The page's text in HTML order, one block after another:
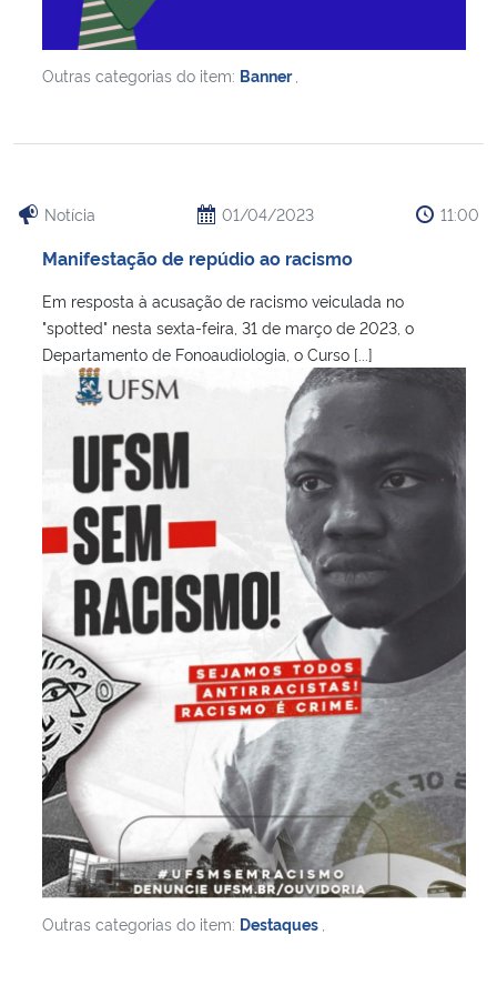
Outras categorias do item: Banner
Notícia 01/04/2023 11:00
Manifestação de repúdio ao racismo
Em resposta à acusação de racismo veiculada no
"spotted" nesta sexta-feira, 31 de março de 2023, o
Departamento de Fonoaudiologia, o Curso [...]
Outras categorias do item: Destaques